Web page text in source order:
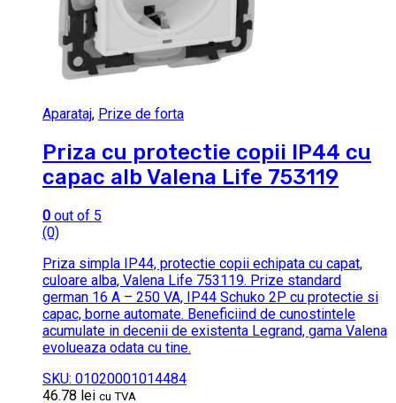
Aparataj, Prize de forta
Priza cu protectie copii IP44 cu
capac alb Valena Life 753119
0 out of 5
(0)
Priza simpla IP44, protectie copii echipata cu capat,
culoare alba, Valena Life 753119. Prize standard
german 16 A – 250 VA, IP44 Schuko 2P cu protectie si
capac, borne automate. Beneficiind de cunostintele
acumulate in decenii de existenta Legrand, gama Valena
evolueaza odata cu tine.
SKU: 01020001014484
46.78 lei cu TVA